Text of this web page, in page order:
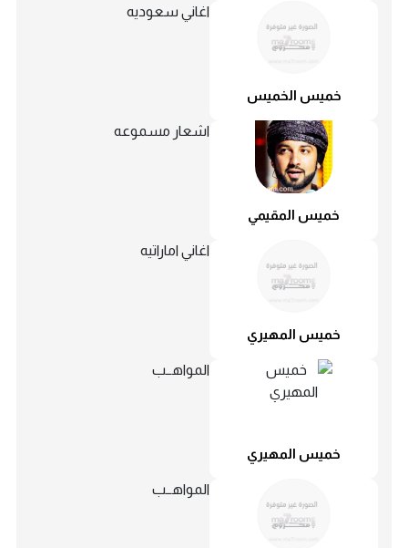
خميس الخميس
اغاني سعوديه
خميس المقيمي
اشعار مسموعه
خميس المهيري
اغاني اماراتيه
خميس المهيري
المواهــب
المواهــب